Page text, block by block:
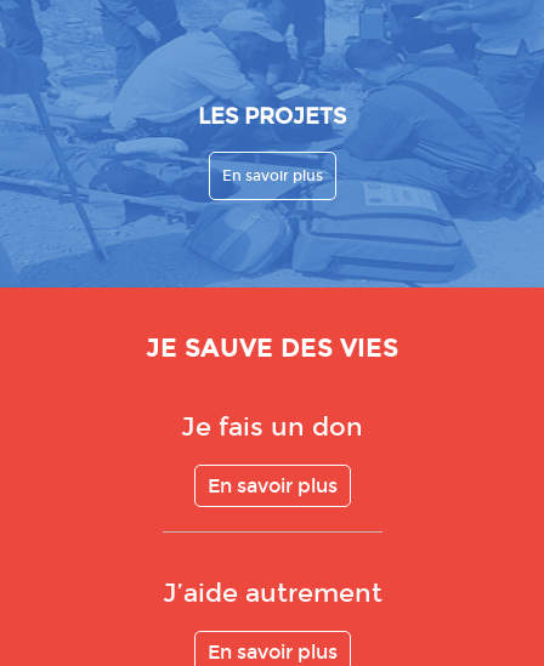
LES PROJETS
En savoir plus
JE SAUVE DES VIES
Je fais un don
En savoir plus
J’aide autrement
En savoir plus